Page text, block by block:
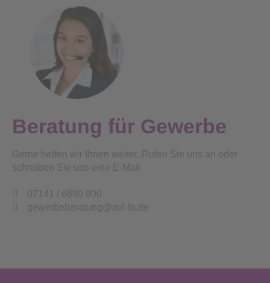
Beratung für Gewerbe
Gerne helfen wir Ihnen weiter. Rufen Sie uns an oder
schreiben Sie uns eine E-Mail.
07141 / 6890 900
gewerbeberatung@avl-lb.de